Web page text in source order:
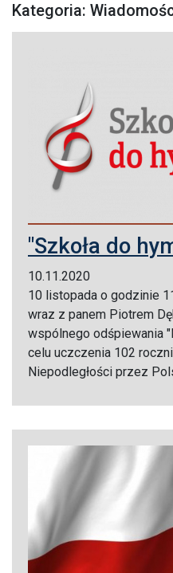
Kategoria:
"Szkoła do
10.11.2020
10 listopada o godzinie
wraz z panem Piotrem
wspólnego odśpiewania
celu uczczenia 102
Niepodległości przez